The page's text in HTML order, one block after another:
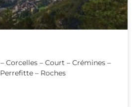
Corcelles – Court – Crémines –
– Roches